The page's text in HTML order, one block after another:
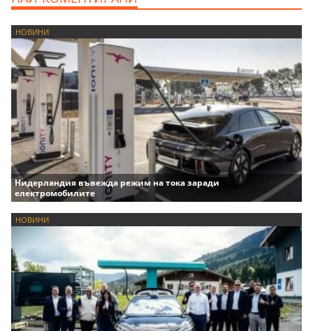
НОВИНИ
Нидерландия въвежда режим на тока заради
електромобилите
НОВИНИ